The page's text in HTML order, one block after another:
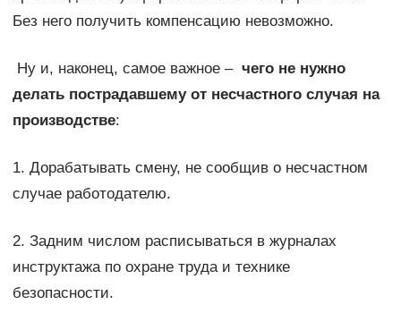
Без него получить компенсацию невозможно.
Ну и, наконец, самое важное – чего не нужно
делать пострадавшему от несчастного случая на
производстве:
1. Дорабатывать смену, не сообщив о несчастном
случае работодателю.
2. Задним числом расписываться в журналах
инструктажа по охране труда и технике
безопасности.